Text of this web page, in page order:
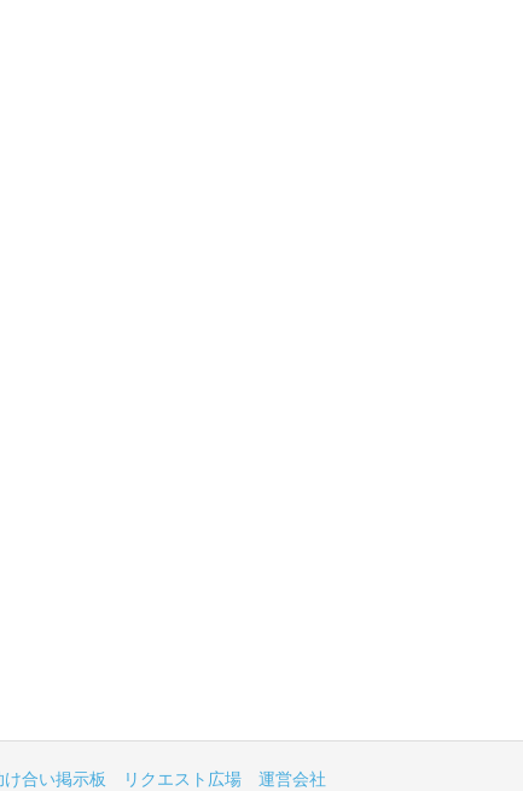
け合い掲示板 リクエスト広場 運営会社